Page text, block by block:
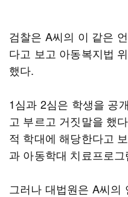
검찰은 A씨의 이 같은
다고 보고 아동복지법
했다.
1심과 2심은 학생을 공
고 부르고 거짓말을 했
적 학대에 해당한다고
과 아동학대 치료프로
그러나 대법원은 A씨의